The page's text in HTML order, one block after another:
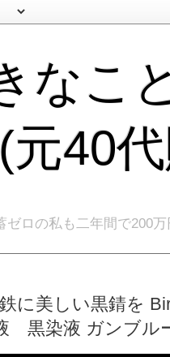
なこ
元40
ゼロの私も二年間で200万
に美しい黒錆を
黒染液 ガンブル